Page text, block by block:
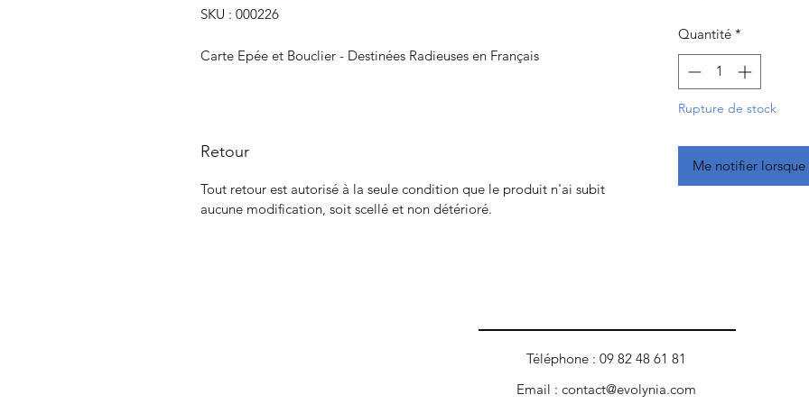
SKU : 000226
Carte Epée et Bouclier - Destinées Radieuses en Français
Retour
Tout retour est autorisé à la seule condition que le produit n'ai subit
aucune modification, soit scellé et non détérioré.
Quantité *
Rupture de stock
Me notifier
Téléphone : 09 82 48 61 81
Email : contact@evolynia.com